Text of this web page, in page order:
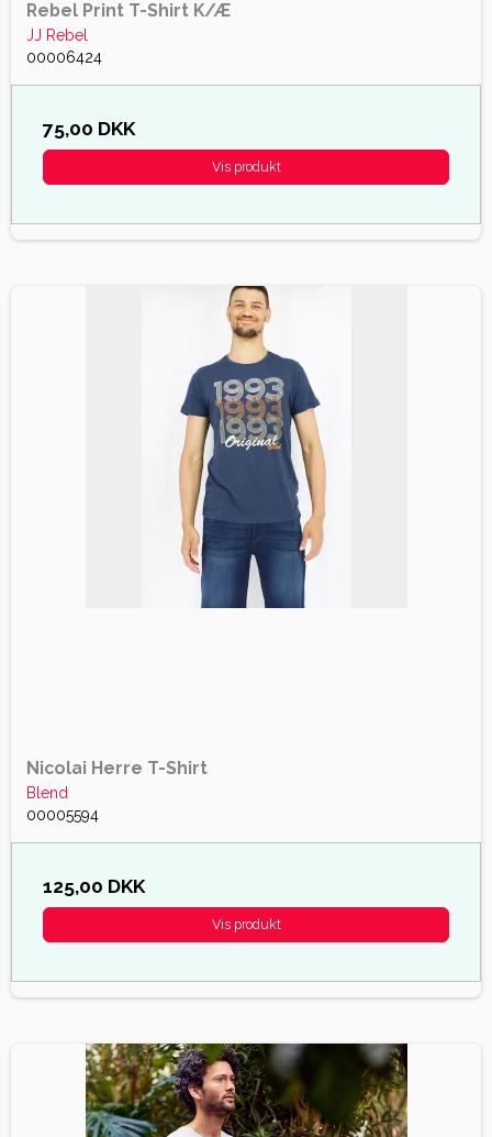
Rebel Print T-Shirt K/Æ
JJ Rebel
00006424
75,00 DKK
Vis produkt
Nicolai Herre T-Shirt
Blend
00005594
125,00 DKK
Vis produkt